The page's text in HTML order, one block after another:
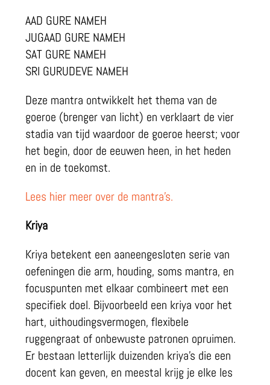
AAD GURE NAMEH
JUGAAD GURE NAMEH
SAT GURE NAMEH
SRI GURUDEVE NAMEH
Deze mantra ontwikkelt het thema van de
goeroe (brenger van licht) en verklaart de vier
stadia van tijd waardoor de goeroe heerst; voor
het begin, door de eeuwen heen, in het heden
en in de toekomst.
Lees hier meer over de mantra’s.
Kriya
Kriya betekent een aaneengesloten serie van
oefeningen die arm, houding, soms mantra, en
focuspunten met elkaar combineert met een
specifiek doel. Bijvoorbeeld een kriya voor het
hart, uithoudingsvermogen, flexibele
ruggengraat of onbewuste patronen opruimen.
Er bestaan letterlijk duizenden kriya’s die een
docent kan geven, en meestal krijg je elke les